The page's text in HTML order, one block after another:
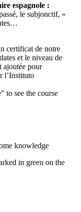
espagnole :
le subjonctif, «
certificat de notre
et le niveau de
ajoutée pour
l’Instituto
to see the course
knowledge
in green on the